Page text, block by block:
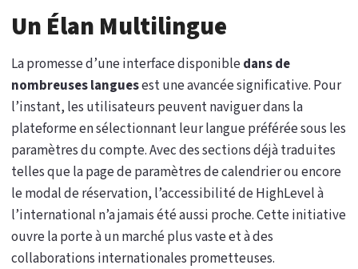
Un Élan Multilingue
La promesse d’une interface disponibledans de
nombreuses languesest une avancée significative. Pour
l’instant, les utilisateurs peuvent naviguer dans la
plateforme en sélectionnant leur langue préférée sous les
paramètres du compte. Avec des sections déjà traduites
telles que la page de paramètres de calendrier ou encore
le modal de réservation, l’accessibilité de HighLevel à
l’international n’a jamais été aussi proche. Cette initiative
ouvre la porte à un marché plus vaste et à des
collaborations internationales prometteuses.